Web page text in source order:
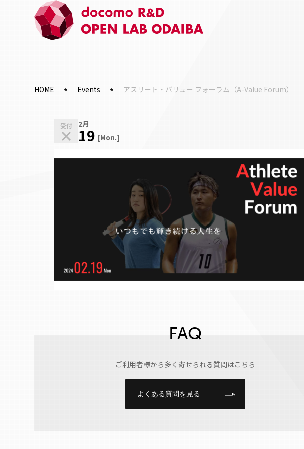
HOME Events アスリート・バリュー フォーラム（A-Value Forum）
受付 2月
19 [Mon.]
FAQ
ご利用者様から多く寄せられる質問はこちら
よくある質問を見る